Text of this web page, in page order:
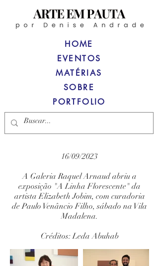
HOME
MATÉRIAS
SOBRE
PORTFOLIO
EVENTOS
16/09/2023
A Galeria Raquel Arnaud abriu a
exposição "A Linha Florescente" da
artista Elizabeth Jobim, com curadoria
de Paulo Venâncio Filho, sábado na Vila
Madalena.
Créditos: Leda Abuhab